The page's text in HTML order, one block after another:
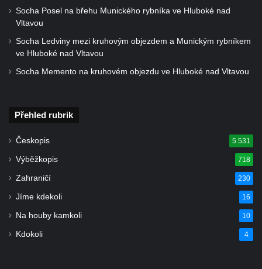
Socha býka před areálem firmy 2JCP v
Povodňový sloup II. v Dobříni
Povodňový sloup I. v Dobříni
Oparnu
Socha svaté Anny u domu čp. 3 v Oparnu
Lavička Václava Havla v Pardubicích
Lavička Václava Havla v Novém Boru
Lavička Václava Havla v Krásné Lípě
Socha Posel na břehu Munického rybníka ve Hluboké nad
Vltavou
Socha Ledviny mezi kruhovým objezdem a Munickým rybníkem
ve Hluboké nad Vltavou
Socha Memento na kruhovém objezdu ve Hluboké nad Vltavou
Přehled rubrik
Českopis 5 531
Výběžkopis 718
Zahraničí 230
Jíme kdekoli 16
Na houby kamkoli 10
Kdokoli 4